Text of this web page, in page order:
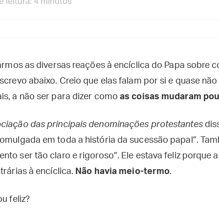
as diversas reações à encíclica do Papa sobre
abaixo. Creio que elas falam por si e quase
a não ser para dizer comoas coisas mudaram
das principais denominações protestantes
em toda a história da sucessão papal”.
ser tão claro e rigoroso”. Ele estava feliz porque
à encíclica. Não havia meio-termo.
feliz?